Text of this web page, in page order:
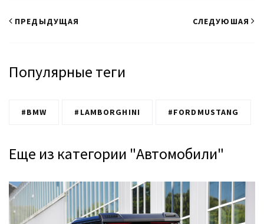
ПРЕДЫДУЩАЯ СЛЕДУЮШАЯ
Популярные теги
#BMW #LAMBORGHINI #FORDMUSTANG
Еще из категории "Автомобили"